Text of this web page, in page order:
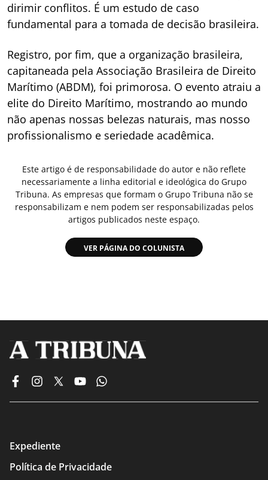
dirimir conflitos. É um estudo de caso
fundamental para a tomada de decisão brasileira.
Registro, por fim, que a organização brasileira,
capitaneada pela Associação Brasileira de Direito
Marítimo (ABDM), foi primorosa. O evento atraiu a
elite do Direito Marítimo, mostrando ao mundo
não apenas nossas belezas naturais, mas nosso
profissionalismo e seriedade acadêmica.
Este artigo é de responsabilidade do autor e não reflete
necessariamente a linha editorial e ideológica do Grupo
Tribuna. As empresas que formam o Grupo Tribuna não se
responsabilizam e nem podem ser responsabilizadas pelos
artigos publicados neste espaço.
VER PÁGINA DO COLUNISTA
Expediente
Política de Privacidade